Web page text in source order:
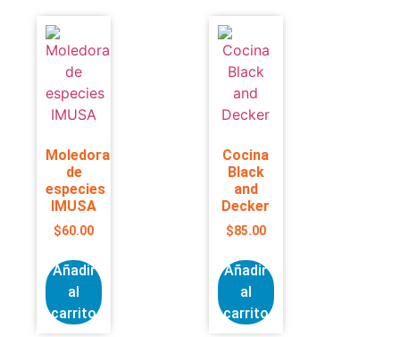
Moledora
de
especies
IMUSA
$60.00
Añadir
al
carrito
Cocina
Black
and
Decker
$85.00
Añadir
al
carrito